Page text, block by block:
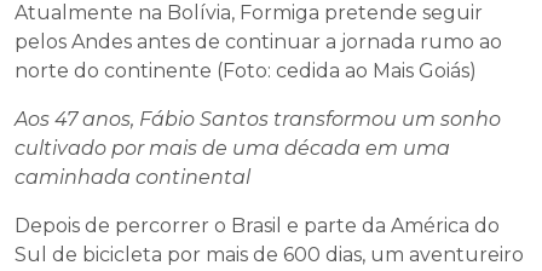
Atualmente na Bolívia, Formiga pretende seguir
pelos Andes antes de continuar a jornada rumo ao
norte do continente (Foto: cedida ao Mais Goiás)
Aos 47 anos, Fábio Santos transformou um sonho
cultivado por mais de uma década em uma
caminhada continental
Depois de percorrer o Brasil e parte da América do
Sul de bicicleta por mais de 600 dias, um aventureiro